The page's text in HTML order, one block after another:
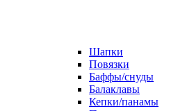
Шапки
Повязки
Баффы/снуды
Балаклавы
Кепки/панамы